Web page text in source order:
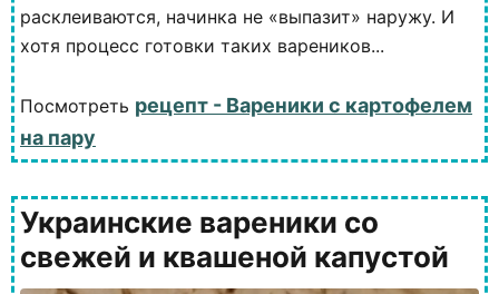
расклеиваются, начинка не «выпазит» наружу. И
хотя процесс готовки таких вареников...
Посмотреть рецепт - Вареники с картофелем
на пару
Украинские вареники со
свежей и квашеной капустой